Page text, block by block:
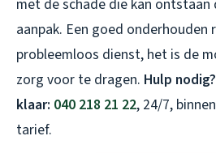
met de schade die kan
aanpak. Een goed onderhouden
probleemloos dienst, het is de
zorg voor te dragen. Hulp
klaar: 040 218 21 22, 24/7,
tarief.